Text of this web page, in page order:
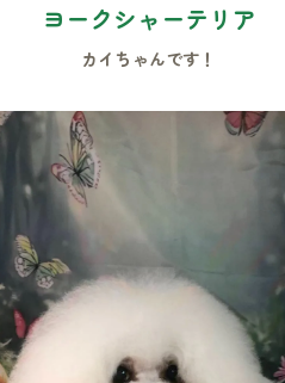
ヨークシャーテリア
カイちゃんです！